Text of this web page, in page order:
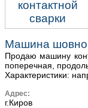
Машина
Продаю машину
поперечная,
Характеристики:
Адрес:
г.Киров